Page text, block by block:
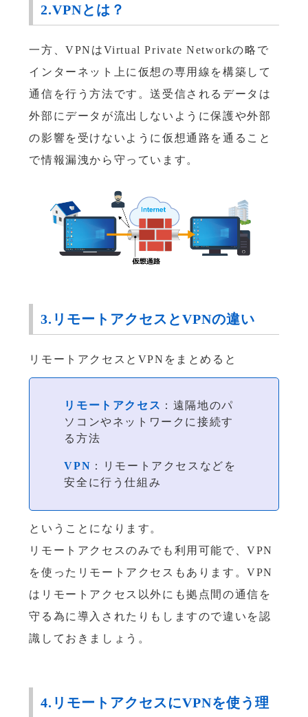
2.VPNとは？
一方、VPNはVirtual Private Networkの略で
インターネット上に仮想の専用線を構築して
通信を行う方法です。送受信されるデータは
外部にデータが流出しないように保護や外部
の影響を受けないように仮想通路を通ること
で情報漏洩から守っています。
3.リモートアクセスとVPNの違い
リモートアクセスとVPNをまとめると
リモートアクセス ：遠隔地のパ
ソコンやネットワークに接続す
る方法
VPN ：リモートアクセスなどを
安全に行う仕組み
ということになります。
リモートアクセスのみでも利用可能で、VPN
を使ったリモートアクセスもあります。VPN
はリモートアクセス以外にも拠点間の通信を
守る為に導入されたりもしますので違いを認
識しておきましょう。
4.リモートアクセスにVPNを使う理